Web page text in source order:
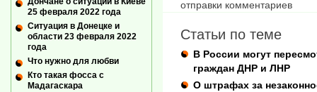
отправки комментариев
Статьи по теме
В России могут
граждан ДНР и ЛНР
О штрафах за
25 февраля 2022 года
Ситуация в Донецке и
области 23 февраля 2022
года
Что нужно для любви
Кто такая фосса с
Мадагаскара